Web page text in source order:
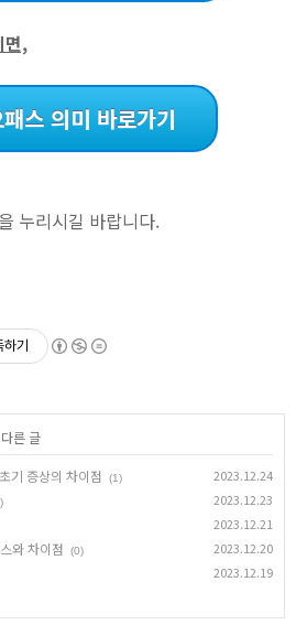
면,
스 의미 바로가기
누리시길 바랍니다.
기
른 글
기 증상의 차이점 (1) 2023.12.24
2023.12.23
2023.12.21
와 차이점 (0) 2023.12.20
2023.12.19